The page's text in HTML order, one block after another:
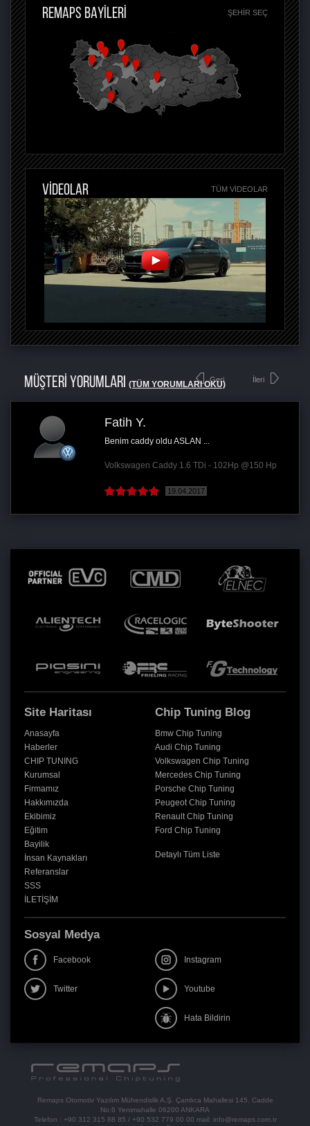
REMAPS BAYİLERİ ŞEHIR SEÇ
VİDEOLAR TÜM VIDEOLAR
MÜŞTERİ YORUMLARI (TÜM YORUMLARI OKU)
Geri
Fatih Y.
Benim caddy oldu ASLAN ...
Volkswagen Caddy 1.6 TDi - 102Hp @150 Hp
19.04.2017
İleri
Site Haritası
Anasayfa
Haberler
CHIP TUNING
Kurumsal
Firmamız
Hakkımızda
Ekibimiz
Eğitim
Bayilik
İnsan Kaynakları
Referanslar
SSS
İLETİŞİM
Chip Tuning Blog
Bmw Chip Tuning
Audi Chip Tuning
Volkswagen Chip Tuning
Mercedes Chip Tuning
Porsche Chip Tuning
Peugeot Chip Tuning
Renault Chip Tuning
Ford Chip Tuning
Detaylı Tüm Liste
Sosyal Medya
Facebook Instagram
Twitter Youtube
Hata Bildirin
Remaps Otomotiv Yazılım Mühendislik A.Ş. Çamlıca Mahallesi 145. Cadde
No:6 Yenimahalle 06200 ANKARA
Telefon : +90 312 315 88 85 / +90 532 779 00 00 mail: info@remaps.com.tr